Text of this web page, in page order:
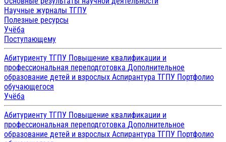
Научные журналы ТГПУ
Полезные ресурсы
Учёба
Поступающему
Абитуриенту ТГПУ Повышение квалификации и
профессиональная переподготовка Дополнительное
образование детей и взрослых Аспирантура ТГПУ Портфолио
обучающегося
Учёба
Абитуриенту ТГПУ Повышение квалификации и
профессиональная переподготовка Дополнительное
образование детей и взрослых Аспирантура ТГПУ Портфолио